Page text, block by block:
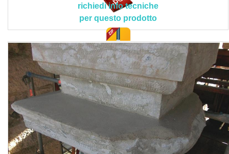
compressione: > 3 N/mm² - Categoria CSII; resistenza alla
diffusione del vapore µ: <= 7; adesione al supporto: 0,4
N/mm²; PH: 13; resistenza al fuoco: classe A1; contenuto di
solfati, calce libera e clinker: assente; temperatura di
applicazione: tra +5°C e +25°C in assenza di vento.
Realizzazione conforme progetto esecutivo nel rispetto di
quanto indicato nelle disposizioni tecniche del Direttore
dei Lavori o della Committenza.
Sono esclusi dal prezzo i ponteggi esterni oltre l’altezza di
3,5 m, gli oneri relativi alla fornitura e stesura della malta
oltre lo spessore di 15 mm, mentre sono compresi nel
prezzo la fornitura dei materiali con il relativo trasporto
doc. tec.
richiedi info tecniche
per questo prodotto